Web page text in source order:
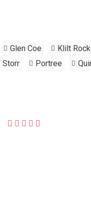
Glen Coe Klilt Rock
Storr Portree